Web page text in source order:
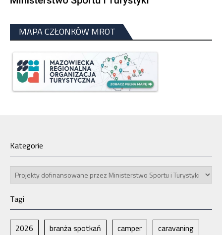
MAPA CZŁONKÓW MROT
Kategorie
Kategorie
Tagi
2026 branża spotkań camper
caravaning